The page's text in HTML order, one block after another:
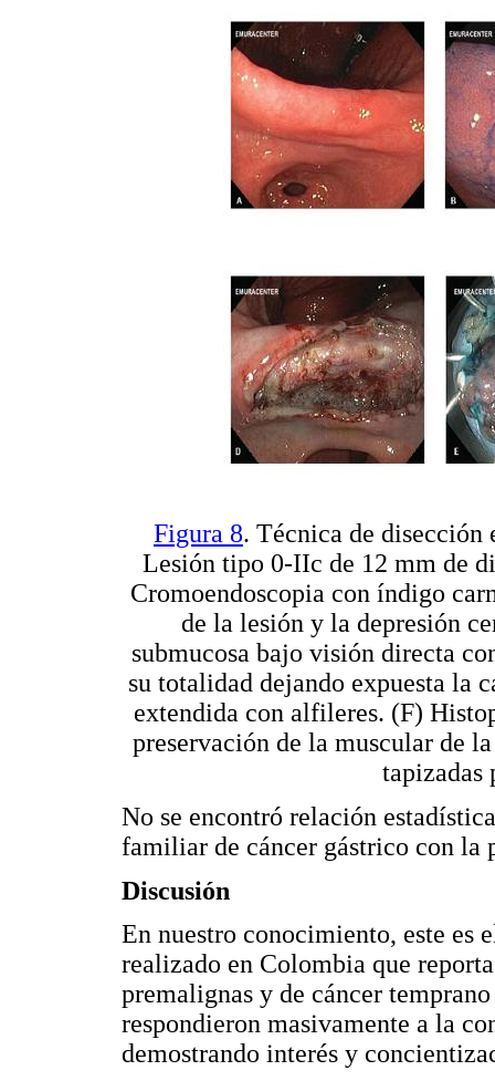
Figura 8. Técnica de disección
Lesión tipo 0-IIc de 12 mm de
Cromoendoscopia con índigo
de la lesión y la depresión
submucosa bajo visión directa
su totalidad dejando expuesta la
extendida con alfileres. (F)
preservación de la muscular de
No se encontró relación
familiar de cáncer gástrico con la
Discusión
En nuestro conocimiento, este es
realizado en Colombia que
premalignas y de cáncer
respondieron masivamente a la
demostrando interés y